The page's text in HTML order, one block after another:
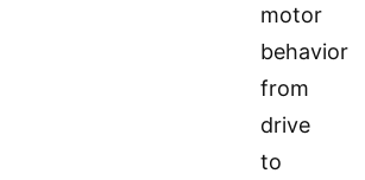
motor
behavior
from
drive
to